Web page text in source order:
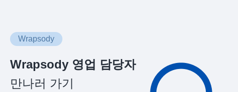
Wrapsody
Wrapsody 영업 담당자
만나러 가기